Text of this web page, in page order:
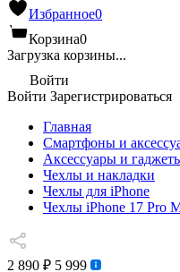
Избранное0
Корзина0
Загрузка корзины...
Войти
Войти Зарегистрироваться
Главная
Смартфоны и
Аксессуары и
Чехлы и накладки
Чехлы для iPhone
Чехлы iPhone 17 Pro
2 890 ₽ 5 999